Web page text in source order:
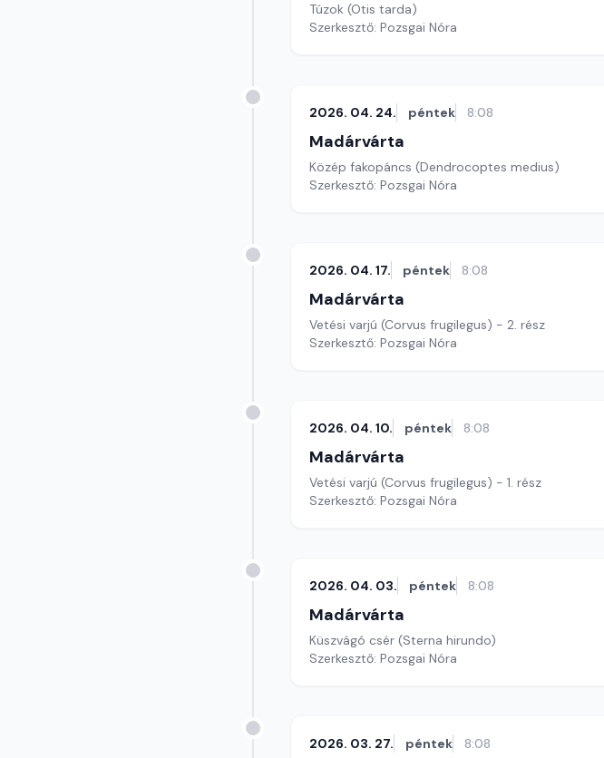
Túzok (Otis tarda)
Szerkesztő: Pozsgai Nóra
2026. 04. 24. péntek 8:08
Madárvárta
Közép fakopáncs (Dendrocoptes medius)
Szerkesztő: Pozsgai Nóra
2026. 04. 17. péntek 8:08
Madárvárta
Vetési varjú (Corvus frugilegus) - 2. rész
Szerkesztő: Pozsgai Nóra
2026. 04. 10. péntek 8:08
Madárvárta
Vetési varjú (Corvus frugilegus) - 1. rész
Szerkesztő: Pozsgai Nóra
2026. 04. 03. péntek 8:08
Madárvárta
Küszvágó csér (Sterna hirundo)
Szerkesztő: Pozsgai Nóra
2026. 03. 27. péntek 8:08